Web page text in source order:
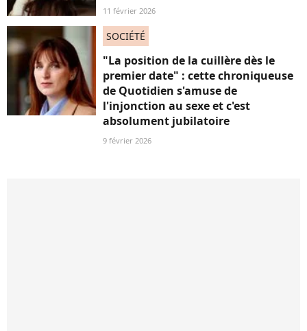
11 février 2026
SOCIÉTÉ
"La position de la cuillère dès le
premier date" : cette chroniqueuse
de Quotidien s'amuse de
l'injonction au sexe et c'est
absolument jubilatoire
9 février 2026